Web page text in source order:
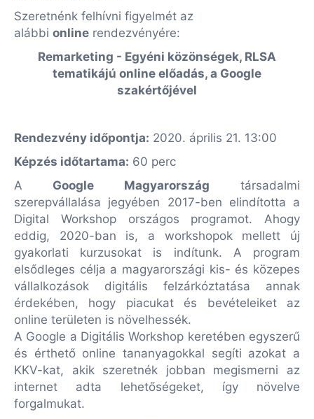
Szeretnénk felhívni figyelmét az
alábbi online rendezvényére:
Remarketing - Egyéni közönségek, RLSA
tematikájú online előadás, a Google
szakértőjével
Rendezvény időpontja: 2020. április 21. 13:00
Képzés időtartama: 60 perc
A
Google Magyarország
társadalmi
szerepvállalása jegyében 2017-ben elindította a
Digital Workshop országos programot. Ahogy
eddig, 2020-ban is, a workshopok mellett új
gyakorlati kurzusokat is indítunk. A program
elsődleges célja a magyarországi kis- és közepes
vállalkozások digitális felzárkóztatása annak
érdekében, hogy piacukat és bevételeiket az
online területen is növelhessék.
A Google a Digitális Workshop keretében egyszerű
és érthető online tananyagokkal segíti azokat a
KKV-kat, akik szeretnék jobban megismerni az
internet adta lehetőségeket, így növelve
forgalmukat.